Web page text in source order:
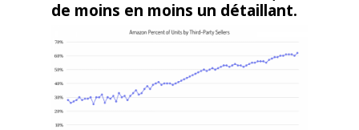
de moins en moins un détaillant.